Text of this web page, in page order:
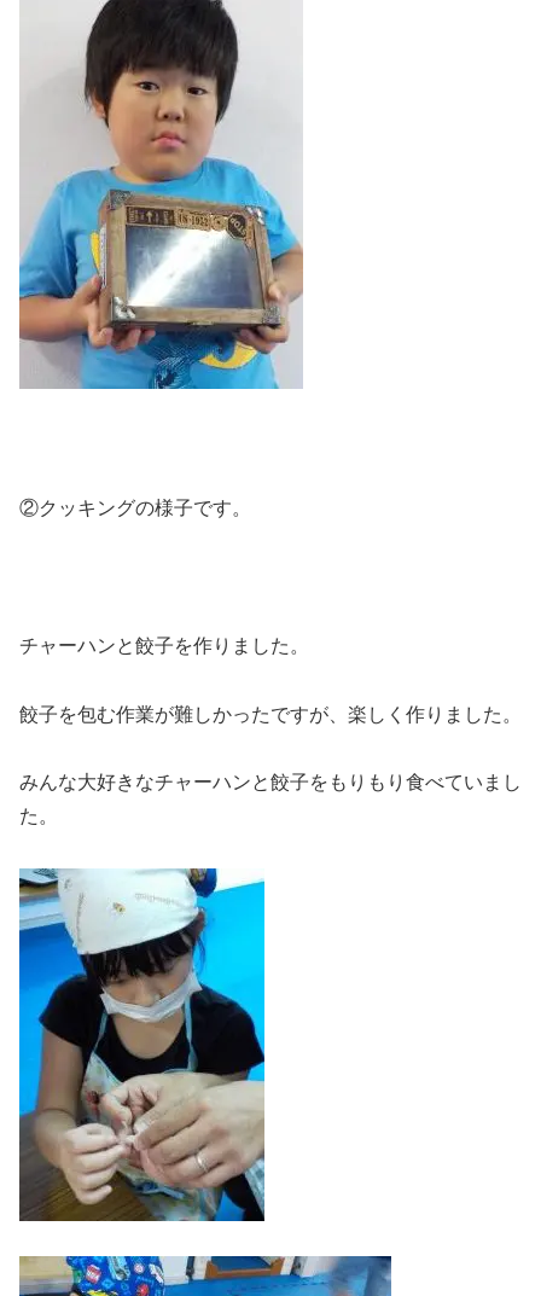
②クッキングの様子です。
チャーハンと餃子を作りました。
餃子を包む作業が難しかったですが、楽しく作りました。
みんな大好きなチャーハンと餃子をもりもり食べていまし
た。